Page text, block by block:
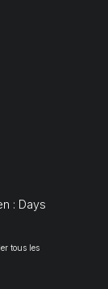
: Days
tous les